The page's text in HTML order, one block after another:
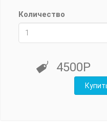
Количество
4500Р